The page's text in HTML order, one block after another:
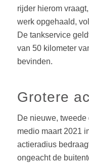
rijder hierom
werk opgehaald,
De tankservice
van 50 kilometer
bevinden.
Grotere
De nieuwe,
medio maart 2021
actieradius
ongeacht de